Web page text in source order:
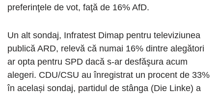
preferinţele de vot, faţă de 16% AfD.
Un alt sondaj, Infratest Dimap pentru televiziunea
publică ARD, relevă că numai 16% dintre alegători
ar opta pentru SPD dacă s-ar desfăşura acum
alegeri. CDU/CSU au înregistrat un procent de 33%
în același sondaj, partidul de stânga (Die Linke) a